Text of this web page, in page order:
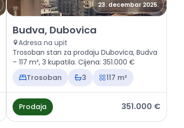
23. decembar 2025.
Prodaja - Stan Budva, Dubovica
Budva, Dubovica
Adresa na upit
Trosoban stan za prodaju Dubovica, Budva
– 117 m², 3 kupatila. Cijena: 351.000 €
Trosoban
3 117 m²
Prodaja 351.000 €